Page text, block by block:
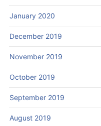
January 2020
December 2019
November 2019
October 2019
September 2019
August 2019